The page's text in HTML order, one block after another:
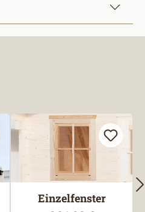
Einzelfenster